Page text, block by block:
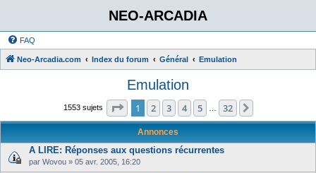
NEO-ARCADIA
FAQ
Neo-Arcadia.com Index du forum Général Emulation
Emulation
1553 sujets Page 1sur32
1 2 3 4 5 32
Annonces
A LIRE: Réponses aux questions récurrentes
par Wovou » 05 avr. 2005, 16:20